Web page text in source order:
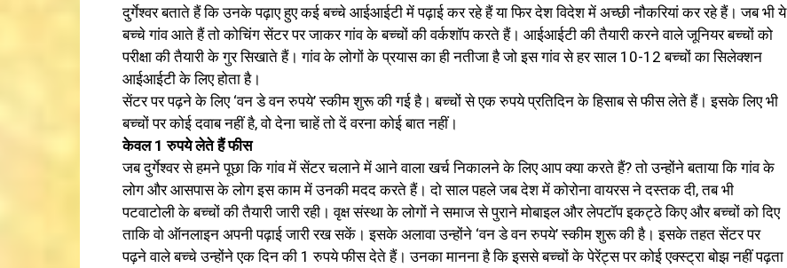
दुर्गेश्वर बताते हैं कि उनके पढ़ाए हुए कई बच्चे आईआईटी में पढ़ाई कर रहे हैं या फिर देश विदेश में अच्छी नौकरियां कर रहे हैं। जब भी ये
बच्चे गांव आते हैं तो कोचिंग सेंटर पर जाकर गांव के बच्चों की वर्कशॉप करते हैं। आईआईटी की तैयारी करने वाले जूनियर बच्चों को
परीक्षा की तैयारी के गुर सिखाते हैं। गांव के लोगों के प्रयास का ही नतीजा है जो इस गांव से हर साल 10-12 बच्चों का सिलेक्शन
आईआईटी के लिए होता है।
सेंटर पर पढ़ने के लिए ‘वन डे वन रुपये’ स्कीम शुरू की गई है। बच्चों से एक रुपये प्रतिदिन के हिसाब से फीस लेते हैं। इसके लिए भी
बच्चों पर कोई दवाब नहीं है, वो देना चाहें तो दें वरना कोई बात नहीं।
केवल 1 रुपये लेते हैं फीस
जब दुर्गेश्वर से हमने पूछा कि गांव में सेंटर चलाने में आने वाला खर्च निकालने के लिए आप क्या करते हैं? तो उन्होंने बताया कि गांव के
लोग और आसपास के लोग इस काम में उनकी मदद करते हैं। दो साल पहले जब देश में कोरोना वायरस ने दस्तक दी, तब भी
पटवाटोली के बच्चों की तैयारी जारी रही। वृक्ष संस्था के लोगों ने समाज से पुराने मोबाइल और लेपटॉप इकट्ठे किए और बच्चों को दिए
ताकि वो ऑनलाइन अपनी पढ़ाई जारी रख सकें। इसके अलावा उन्होंने ‘वन डे वन रुपये’ स्कीम शुरू की है। इसके तहत सेंटर पर
पढ़ने वाले बच्चे उन्होंने एक दिन की 1 रुपये फीस देते हैं। उनका मानना है कि इससे बच्चों के पेरेंट्स पर कोई एक्स्ट्रा बोझ नहीं पढ़ता